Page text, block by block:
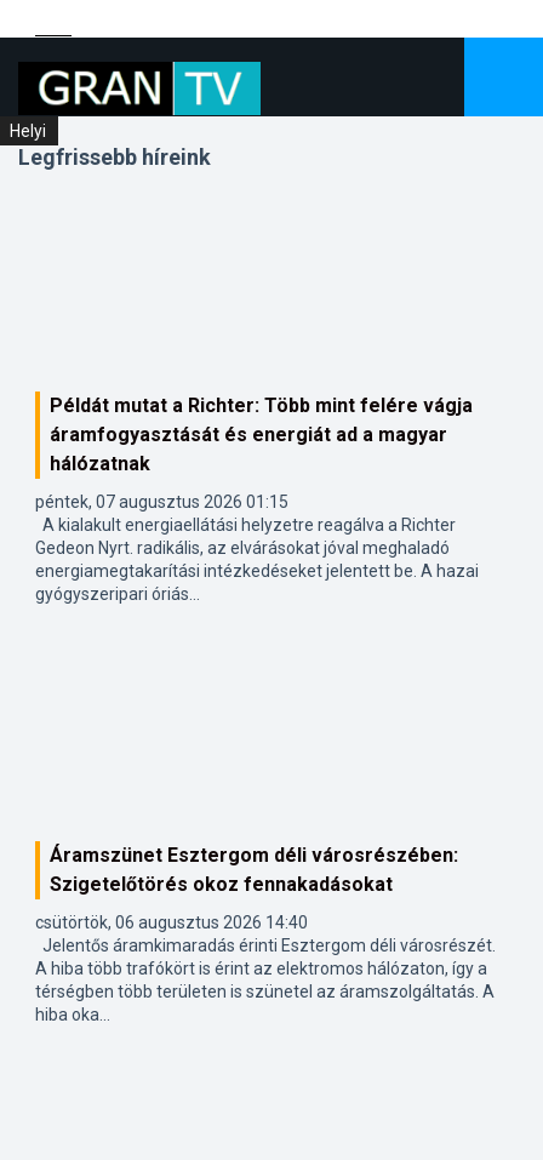
Legfrissebb híreink
Hírek
Példát mutat a Richter: Több mint felére vágja
áramfogyasztását és energiát ad a magyar
hálózatnak
péntek, 07 augusztus 2026 01:15
A kialakult energiaellátási helyzetre reagálva a Richter
Gedeon Nyrt. radikális, az elvárásokat jóval meghaladó
energiamegtakarítási intézkedéseket jelentett be. A hazai
gyógyszeripari óriás...
Helyi
Áramszünet Esztergom déli városrészében:
Szigetelőtörés okoz fennakadásokat
csütörtök, 06 augusztus 2026 14:40
Jelentős áramkimaradás érinti Esztergom déli városrészét.
A hiba több trafókört is érint az elektromos hálózaton, így a
térségben több területen is szünetel az áramszolgáltatás. A
hiba oka...
Helyi